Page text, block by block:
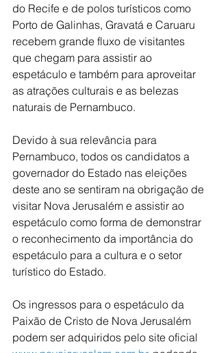
do Recife e de polos turísticos como
Porto de Galinhas, Gravatá e Caruaru
recebem grande fluxo de visitantes
que chegam para assistir ao
espetáculo e também para aproveitar
as atrações culturais e as belezas
naturais de Pernambuco.
Devido à sua relevância para
Pernambuco, todos os candidatos a
governador do Estado nas eleições
deste ano se sentiram na obrigação de
visitar Nova Jerusalém e assistir ao
espetáculo como forma de demonstrar
o reconhecimento da importância do
espetáculo para a cultura e o setor
turístico do Estado.
Os ingressos para o espetáculo da
Paixão de Cristo de Nova Jerusalém
podem ser adquiridos pelo site oficial